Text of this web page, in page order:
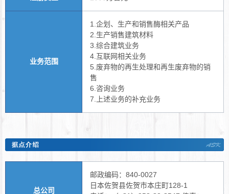
业务范围
1.企划、生产和销售酶相关产品
2.生产销售建筑材料
3.综合建筑业务
4.互联网相关业务
5.废弃物的再生处理和再生废弃物的销
售
6.咨询业务
7.上述业务的补充业务
总公司
邮政编码：840-0027
日本佐贺县佐贺市本庄町128-1